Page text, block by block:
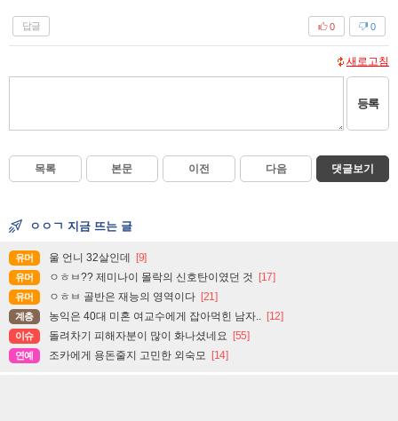
답글 0
0
새로고침
등록
목록 본문 이전 다음 댓글보기
ㅇㅇㄱ 지금 뜨는 글
유머 울 언니 32살인데 [9]
유머 ㅇㅎㅂ?? 제미나이 몰락의 신호탄이였던 것 [17]
유머 ㅇㅎㅂ 골반은 재능의 영역이다 [21]
계층 농익은 40대 미혼 여교수에게 잡아먹힌 남자.. [12]
이슈 돌려차기 피해자분이 많이 화나셨네요 [55]
연예 조카에게 용돈줄지 고민한 외숙모 [14]